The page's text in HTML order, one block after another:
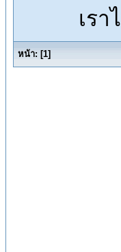
เรา
หน้า: [1]